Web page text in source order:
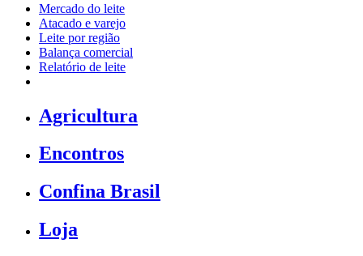
Mercado do leite
Atacado e varejo
Leite por região
Balança comercial
Relatório de leite
Agricultura
Encontros
Confina Brasil
Loja